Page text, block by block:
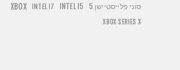
סוני פלייסטיישן 5 INTEL I5
INTEL I7
XBOX
XBOX SERIES X